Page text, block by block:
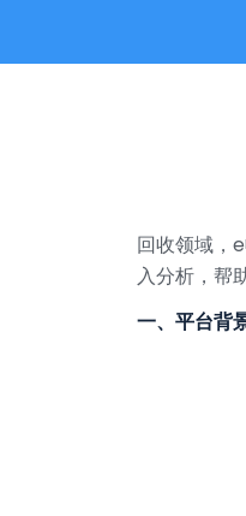
回收领域，
入分析，帮
一、平台背